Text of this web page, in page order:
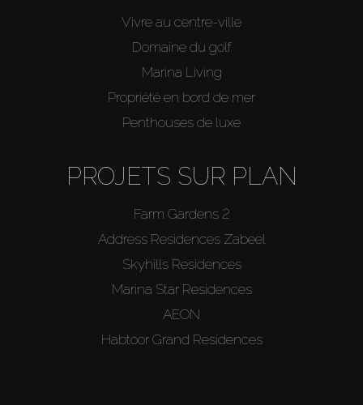
Vivre au centre-ville
Domaine du golf
Marina Living
Propriété en bord de mer
Penthouses de luxe
PROJETS SUR PLAN
Farm Gardens 2
Address Residences Zabeel
Skyhills Residences
Marina Star Residences
AEON
Habtoor Grand Residences